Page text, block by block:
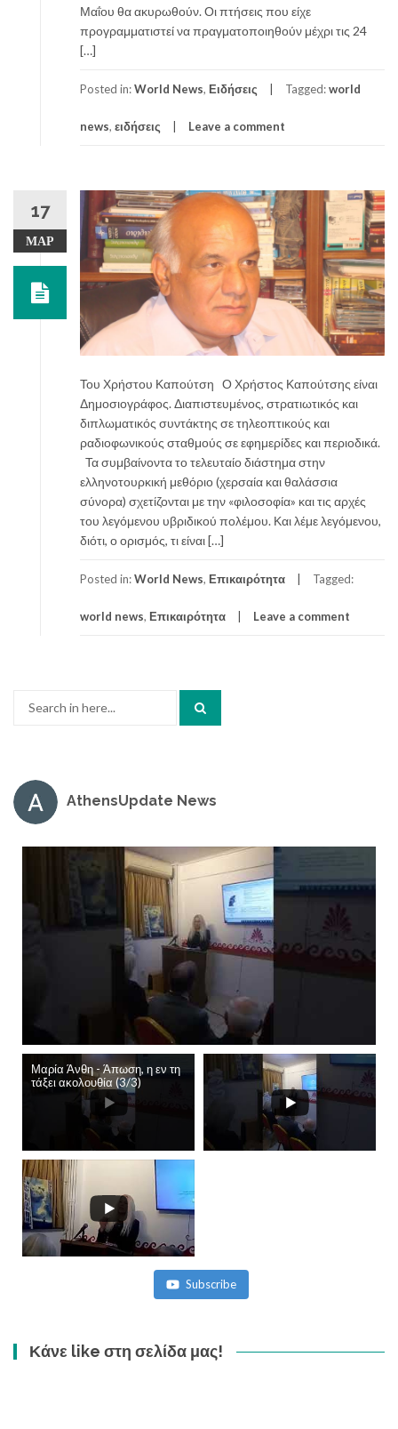
Μαΐου θα ακυρωθούν. Οι πτήσεις που είχε
προγραμματιστεί να πραγματοποιηθούν μέχρι τις 24
[…]
Posted in:World News, Ειδήσεις Tagged:world
news, ειδήσεις Leave a comment
17
ΜΑΡ
Του Χρήστου Καπούτση Ο Χρήστος Καπούτσης είναι
Δημοσιογράφος. Διαπιστευμένος, στρατιωτικός και
διπλωματικός συντάκτης σε τηλεοπτικούς και
ραδιοφωνικούς σταθμούς σε εφημερίδες και περιοδικά.
Τα συμβαίνοντα το τελευταίο διάστημα στην
ελληνοτουρκική μεθόριο (χερσαία και θαλάσσια
σύνορα) σχετίζονται με την «φιλοσοφία» και τις αρχές
του λεγόμενου υβριδικού πολέμου. Και λέμε λεγόμενου,
διότι, ο ορισμός, τι είναι […]
Posted in:World News, Επικαιρότητα Tagged:
world news, Επικαιρότητα Leave a comment
AthensUpdate News
Μαρία Άνθη - Άπωση, η εν τη
τάξει ακολουθία (3/3)
Subscribe
Κάνε like στη σελίδα μας!